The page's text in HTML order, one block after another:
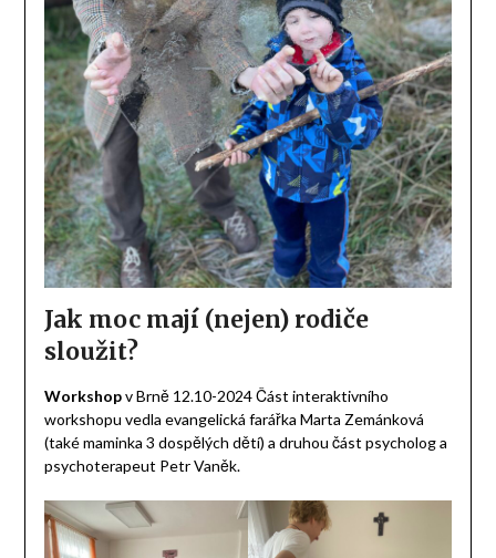
Jak moc mají (nejen) rodiče
sloužit?
Workshopv Brně 12.10-2024 Část interaktivního
workshopu vedla evangelická farářka Marta Zemánková
(také maminka 3 dospělých dětí) a druhou část psycholog a
psychoterapeut Petr Vaněk.